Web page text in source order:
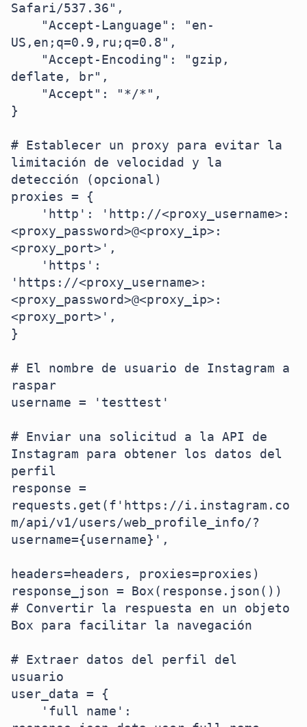
Safari/537.36",
US,en;q=0.9,ru;q=0.8",
deflate, br",
}
# Establecer un proxy para evitar la
limitación de velocidad y la
detección (opcional)
proxies = {
<proxy_password>@<proxy_ip>:
<proxy_port>',
'https://<proxy_username>:
<proxy_password>@<proxy_ip>:
<proxy_port>',
}
# El nombre de usuario de Instagram a
raspar
username = 'testtest'
# Enviar una solicitud a la API de
Instagram para obtener los datos del
perfil
response =
requests.get(f'https://i.instagram.co
m/api/v1/users/web_profile_info/?
username={username}',
headers=headers, proxies=proxies)
response_json = Box(response.json())
# Convertir la respuesta en un objeto
Box para facilitar la navegación
# Extraer datos del perfil del
usuario
user_data = {